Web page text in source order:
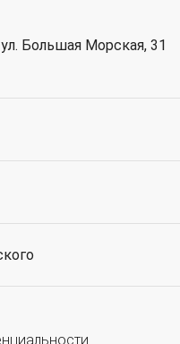
Большая Морская, 31